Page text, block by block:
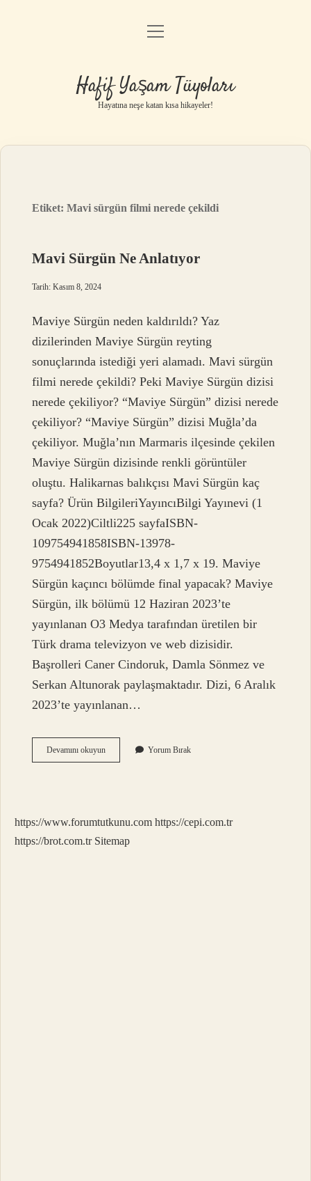
Anasayfa
Yasal Uyarı
menüyü
Hafif Yaşam Tüyoları
Hayatına neşe katan kısa hikayeler!
Etiket:Mavi sürgün filmi nerede çekildi
Mavi Sürgün Ne Anlatıyor
Tarih: Kasım 8, 2024
Maviye Sürgün neden kaldırıldı? Yaz
dizilerinden Maviye Sürgün reyting
sonuçlarında istediği yeri alamadı. Mavi sürgün
filmi nerede çekildi? Peki Maviye Sürgün dizisi
nerede çekiliyor? “Maviye Sürgün” dizisi nerede
çekiliyor? “Maviye Sürgün” dizisi Muğla’da
çekiliyor. Muğla’nın Marmaris ilçesinde çekilen
Maviye Sürgün dizisinde renkli görüntüler
oluştu. Halikarnas balıkçısı Mavi Sürgün kaç
sayfa? Ürün BilgileriYayıncı‎Bilgi Yayınevi (1
Ocak 2022)Ciltli‎225 sayfaISBN-
10‎9754941858ISBN-13‎978-
9754941852Boyutlar‎13,4 x 1,7 x 19. Maviye
Sürgün kaçıncı bölümde final yapacak? Maviye
Sürgün, ilk bölümü 12 Haziran 2023’te
yayınlanan O3 Medya tarafından üretilen bir
Türk drama televizyon ve web dizisidir.
Başrolleri Caner Cindoruk, Damla Sönmez ve
Serkan Altunorak paylaşmaktadır. Dizi, 6 Aralık
2023’te yayınlanan…
Devamını okuyunMavi
Sürgün
Yorum Bırak
https://www.forumtutkunu.com https://cepi.com.tr
https://brot.com.tr Sitemap